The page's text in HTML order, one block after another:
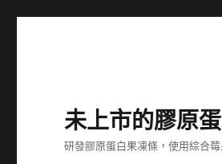
未上市的膠原
研發膠原蛋白果凍條，使用綜合